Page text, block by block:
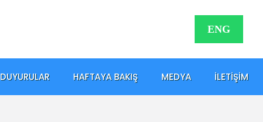
ENG
DUYURULAR HAFTAYA BAKIŞ MEDYA İLETIŞIM